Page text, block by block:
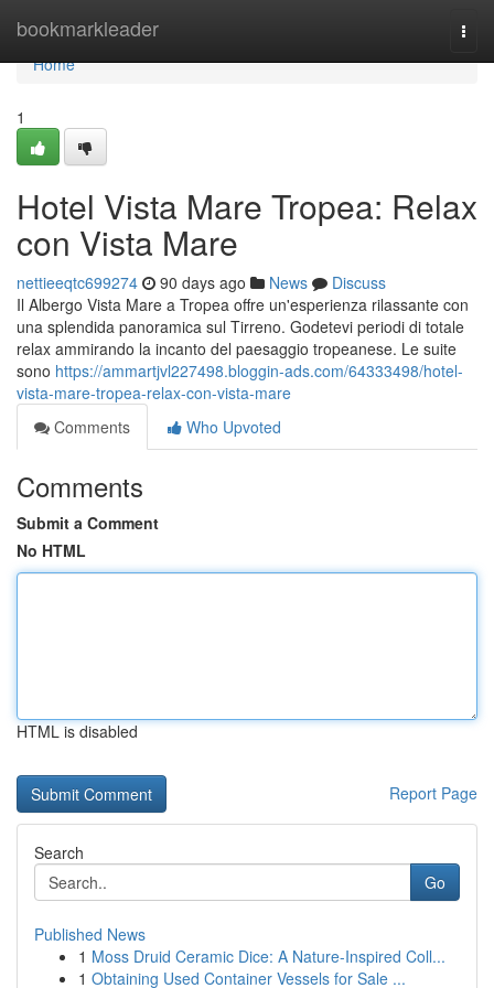
bookmarkleader
Home
Home
1
Hotel Vista Mare Tropea: Relax
con Vista Mare
nettieeqtc699274 90 days ago News
Discuss
Il Albergo Vista Mare a Tropea offre un'esperienza rilassante con
una splendida panoramica sul Tirreno. Godetevi periodi di totale
relax ammirando la incanto del paesaggio tropeanese. Le suite
sono https://ammartjvl227498.bloggin-ads.com/64333498/hotel-
vista-mare-tropea-relax-con-vista-mare
Comments
Who Upvoted
Comments
Submit a Comment
No HTML
HTML is disabled
Report Page
Search
Go
Published News
1 Moss Druid Ceramic Dice: A Nature-Inspired Coll...
1 Obtaining Used Container Vessels for Sale ...